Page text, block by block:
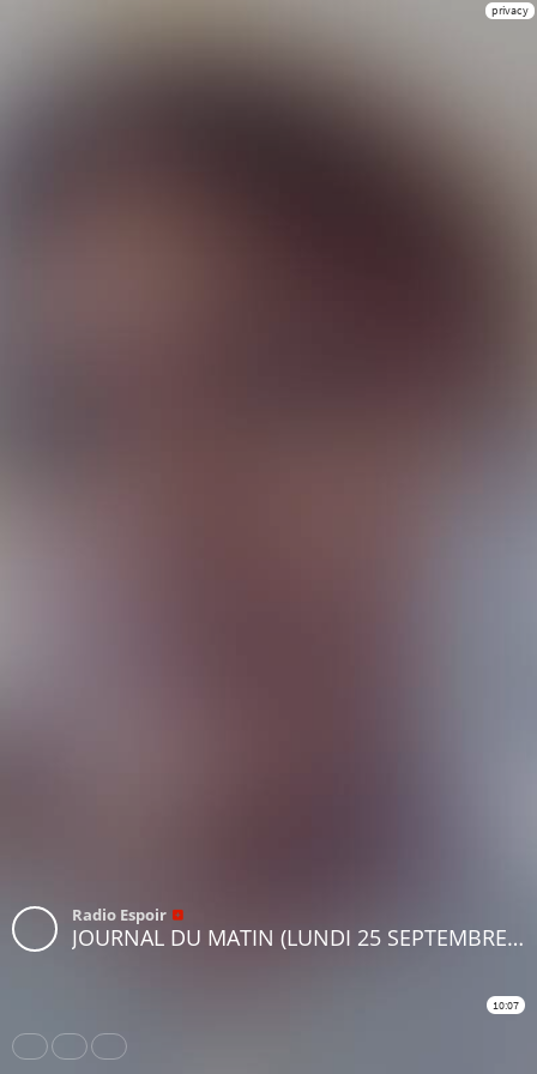
privacy
Radio Espoir
JOURNAL DU MATIN (LUNDI 25 SEPTEMBRE 2023)
10:07
Share